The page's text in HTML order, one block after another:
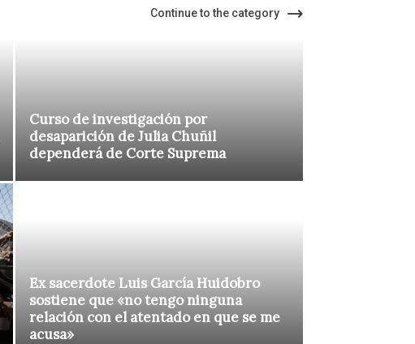
Continue to the category
Curso de investigación por
desaparición de Julia Chuñil
dependerá de Corte Suprema
Ex sacerdote Luis García Huidobro
sostiene que «no tengo ninguna
relación con el atentado en que se me
acusa»